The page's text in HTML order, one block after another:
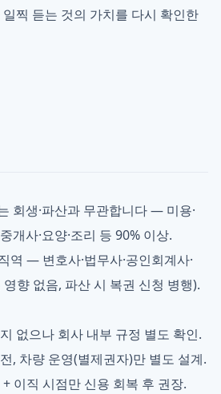
찍 듣는 것의 가치를 다시 확인한
회생·파산과 무관합니다 — 미용·
개사·요양·조리 등 90% 이상.
역 — 변호사·법무사·공인회계사·
향 없음, 파산 시 복권 신청 병행).
없으나 회사 내부 규정 별도 확인.
, 차량 운영(별제권자)만 별도 설계.
이직 시점만 신용 회복 후 권장.